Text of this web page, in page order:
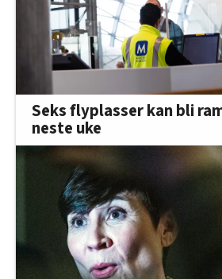
Seks flyplasser kan bli
neste uke